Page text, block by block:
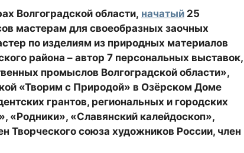
Волгоградской области, начатый 25
мастерам для своеобразных заочных
по изделиям из природных материалов
района – автор 7 персональных выставок,
промыслов Волгоградской области»,
«Творим с Природой» в Озёрском Доме
грантов, региональных и городских
«Родники», «Славянский калейдоскоп»,
Творческого союза художников России, член